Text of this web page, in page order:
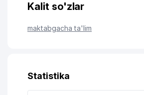
Kalit so'zlar
maktabgacha ta'lim
Statistika